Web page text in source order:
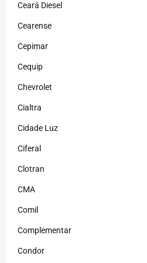
Ceará Diesel
Cearense
Cepimar
Cequip
Chevrolet
Cialtra
Cidade Luz
Ciferal
Clotran
CMA
Comil
Complementar
Condor